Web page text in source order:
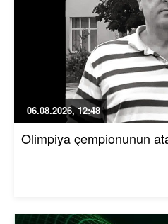
06.08.2026, 12:48
Olimpiya çempionunun